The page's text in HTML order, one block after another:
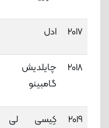
2017 ادل
2018
چایلدیش
گامبینو
2019
کِیسی لی